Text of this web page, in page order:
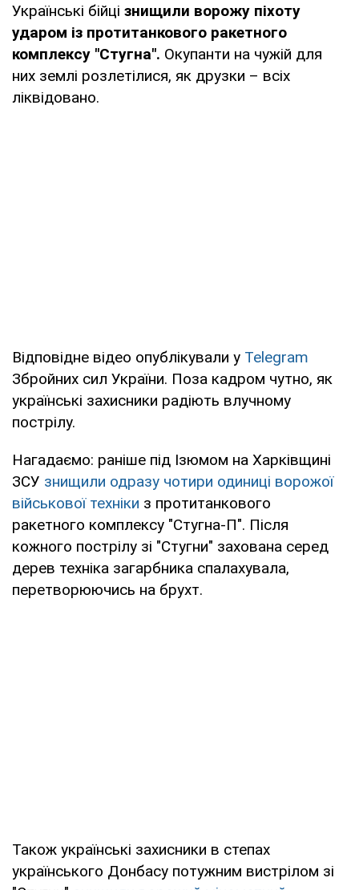
Українські бійці знищили ворожу піхоту
ударом із протитанкового ракетного
комплексу "Стугна". Окупанти на чужій для
них землі розлетілися, як друзки – всіх
ліквідовано.
Відповідне відео опублікували у Telegram
Збройних сил України. Поза кадром чутно, як
українські захисники радіють влучному
пострілу.
Нагадаємо: раніше під Ізюмом на Харківщині
ЗСУ знищили одразу чотири одиниці ворожої
військової техніки з протитанкового
ракетного комплексу "Стугна-П". Після
кожного пострілу зі "Стугни" захована серед
дерев техніка загарбника спалахувала,
перетворюючись на брухт.
Також українські захисники в степах
українського Донбасу потужним вистрілом зі